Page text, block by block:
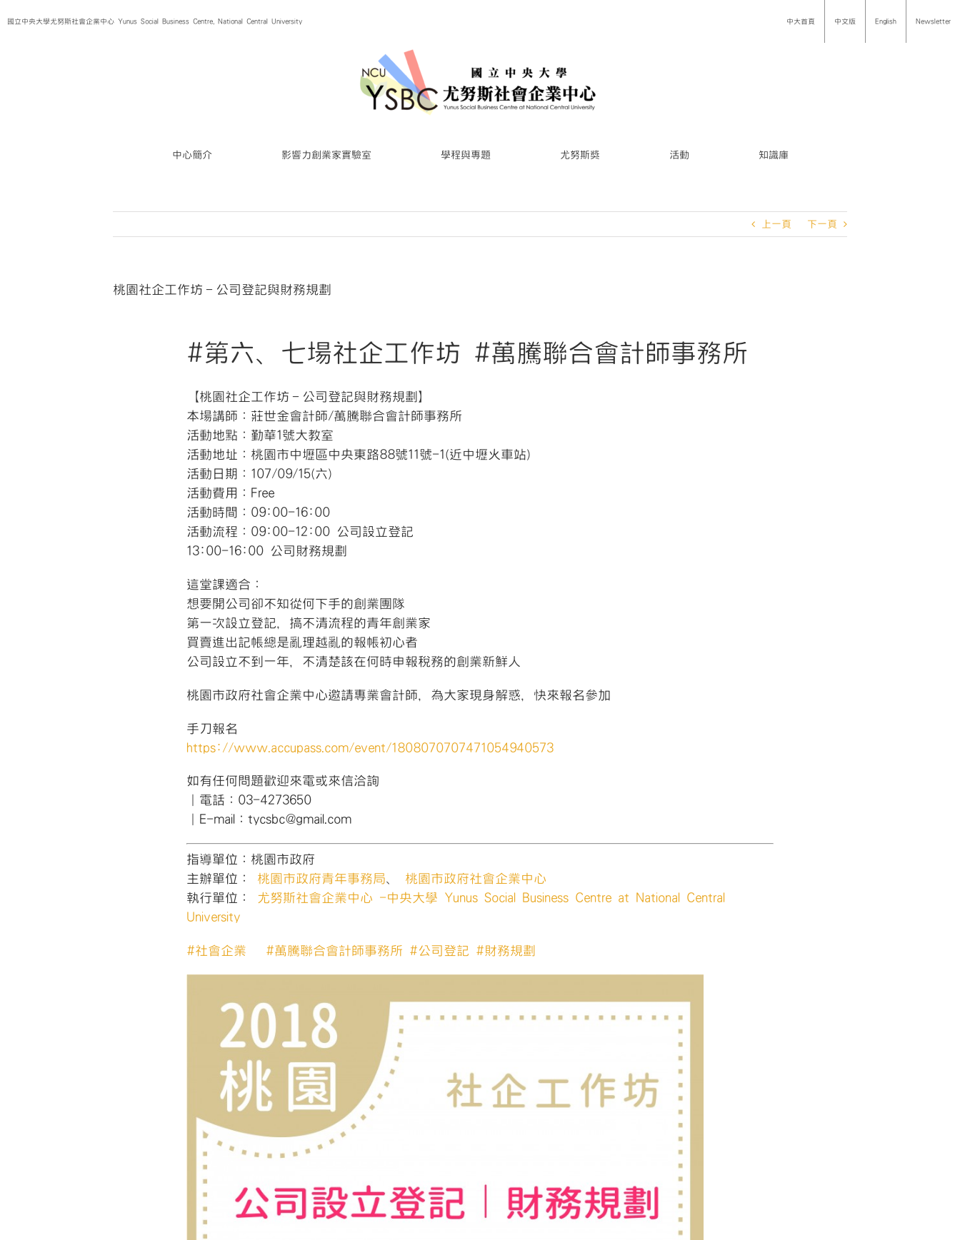
to國立中央大學尤努斯社會企業中心 Yunus Social Business Centre, National Central University 中大首頁 中文版 English Newsletter
中心簡介 影響力創業家實驗室 學程與專題 尤努斯獎 活動 知識庫
上一頁 下一頁
桃園社企工作坊－公司登記與財務規劃
#第六、七場社企工作坊 #萬騰聯合會計師事務所
【桃園社企工作坊－公司登記與財務規劃】
本場講師：莊世金會計師/萬騰聯合會計師事務所
活動地點：勤華1號大教室
活動地址：桃園市中壢區中央東路88號11號-1(近中壢火車站)
活動日期：107/09/15(六)
活動費用：Free
活動時間：09:00-16:00
活動流程：09:00-12:00 公司設立登記
13:00-16:00 公司財務規劃
這堂課適合：
想要開公司卻不知從何下手的創業團隊
第一次設立登記，搞不清流程的青年創業家
買賣進出記帳總是亂理越亂的報帳初心者
公司設立不到一年，不清楚該在何時申報稅務的創業新鮮人
桃園市政府社會企業中心邀請專業會計師 ，為大家現身解惑，快來報名參加
手刀報名
https://www.accupass.com/event/1808070707471054940573
如有任何問題歡迎來電或來信洽詢
｜電話：03-4273650
｜E-mail：tycsbc@gmail.com
指導單位：桃園市政府
主辦單位： 桃園市政府青年事務局
桃園市政府社會企業中心
執行單位： 尤努斯社會企業中心 -中央大學 Yunus Social Business Centre at National Central
University
#社會企業 #萬騰聯合會計師事務所 #公司登記 #財務規劃